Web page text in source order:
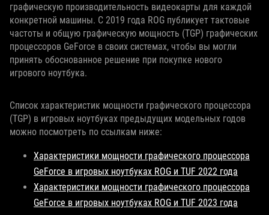
графическую производительность видеокарты для каждой
конкретной машины. С 2019 года ROG публикует тактовые
частоты и общую графическую мощность (TGP) графических
процессоров GeForce в своих системах, чтобы вы могли
принять обоснованное решение при покупке нового
игрового ноутбука.
Список характеристик мощности графического процессора
(TGP) в игровых ноутбуках предыдущих модельных годов
можно посмотреть по ссылкам ниже:
Характеристики мощности графического процессора
GeForce в игровых ноутбуках ROG и TUF 2022 года
Характеристики мощности графического процессора
GeForce в игровых ноутбуках ROG и TUF 2023 года